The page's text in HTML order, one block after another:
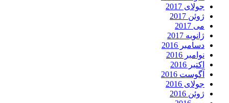
جولای 2017
ژوئن 2017
می 2017
ژانویه 2017
دسامبر 2016
نوامبر 2016
اکتبر 2016
آگوست 2016
جولای 2016
ژوئن 2016